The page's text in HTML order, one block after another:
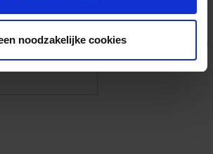
noodzakelijke cookies Eigen foto’s